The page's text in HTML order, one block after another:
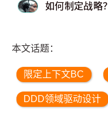
如何制定战略？
本文话题：
限定上下文BC
DDD领域驱动设计